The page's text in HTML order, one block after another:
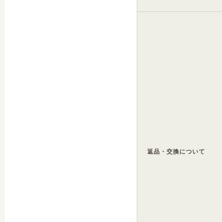
返品・交換について